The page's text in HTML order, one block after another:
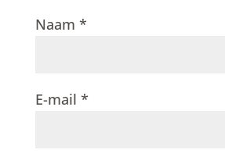
Naam *
E-mail *